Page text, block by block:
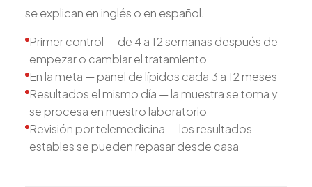
se explican en inglés o en español.
Primer control — de 4 a 12 semanas después de
empezar o cambiar el tratamiento
En la meta — panel de lípidos cada 3 a 12 meses
Resultados el mismo día — la muestra se toma y
se procesa en nuestro laboratorio
Revisión por telemedicina — los resultados
estables se pueden repasar desde casa